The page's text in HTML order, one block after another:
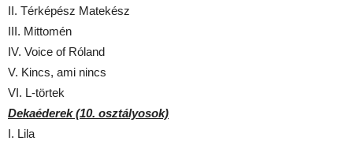
II. Térképész Matekész
III. Mittomén
IV. Voice of Róland
V. Kincs, ami nincs
VI. L-törtek
Dekaéderek (10. osztályosok)
I. Lila